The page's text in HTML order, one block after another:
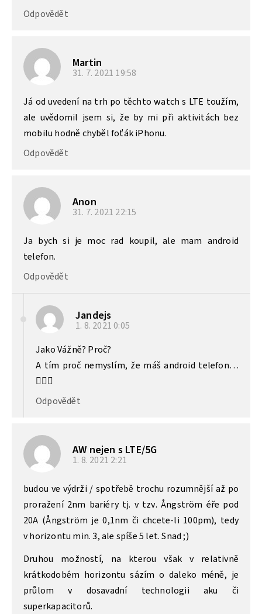
Odpovědět
Martin
31. 7. 2021 19:58
Já od uvedení na trh po těchto watch s LTE toužím,
ale uvědomil jsem si, že by mi při aktivitách bez
mobilu hodně chyběl foťák iPhonu.
Odpovědět
Anon
31. 7. 2021 22:15
Ja bych si je moc rad koupil, ale mam android
telefon.
Odpovědět
Jandejs
1. 8. 2021 0:05
Jako Vážně? Proč?
A tím proč nemyslím, že máš android telefon…
🤷🏻‍♂️
Odpovědět
AW nejen s LTE/5G
1. 8. 2021 2:21
budou ve výdrži / spotřebě trochu rozumnější až po
proražení 2nm bariéry tj. v tzv. Ångström éře pod
20A (Ångström je 0,1nm či chcete-li 100pm), tedy
v horizontu min. 3, ale spíše 5 let. Snad ;)
Druhou možností, na kterou však v relativně
krátkodobém horizontu sázím o daleko méně, je
průlom v dosavadní technologii aku či
superkapacitorů.